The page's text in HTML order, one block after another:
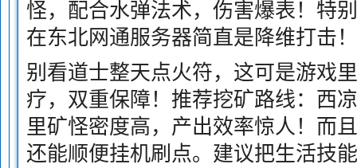
怪，配合水弹法术，伤害爆表！特
在东北网通服务器简直是降维打击！
别看道士整天点火符，这可是游戏
疗，双重保障！推荐挖矿路线：西
里矿怪密度高，产出效率惊人！而
还能顺便挂机刷点。建议把生活技